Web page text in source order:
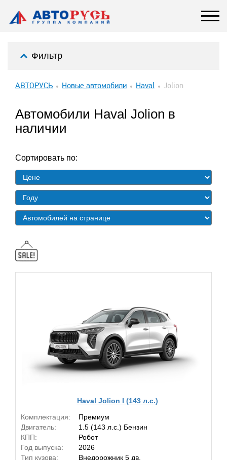
Фильтр
АВТОРУСЬ Новые автомобили Haval Jolion
Автомобили Haval Jolion в
наличии
Сортировать по:
Haval Jolion I (143 л.с.)
Комплектация:
Премиум
Двигатель:
1.5 (143 л.с.) Бензин
КПП:
Робот
Год выпуска:
2026
Тип кузова:
Внедорожник 5 дв.